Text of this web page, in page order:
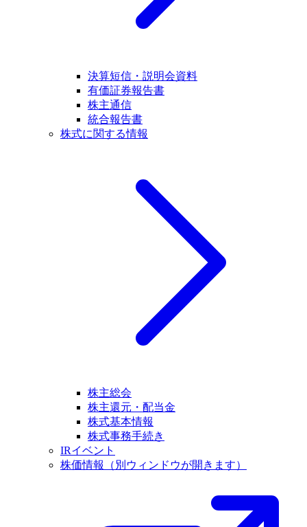
決算短信・説明会資料
有価証券報告書
株主通信
統合報告書
株式に関する情報
株主総会
株主還元・配当金
株式基本情報
株式事務手続き
IRイベント
株価情報
（別ウィンドウが開きます）